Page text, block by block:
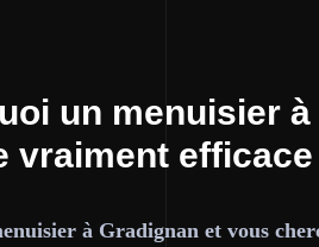
un menuisier
vraiment efficace
à Gradignan et vous